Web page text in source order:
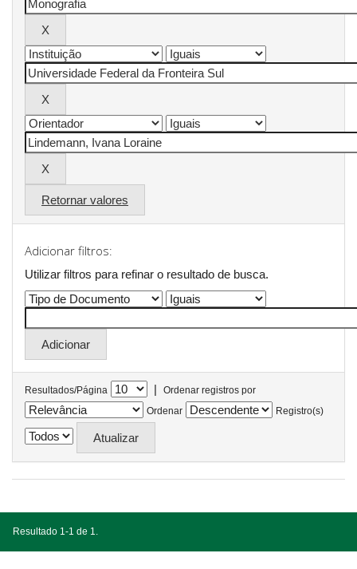
Retornar valores
Adicionar filtros:
Utilizar filtros para refinar o resultado de busca.
Resultados/Página |
Ordenar registros por
Ordenar
Registro(s)
Resultado 1-1 de 1.